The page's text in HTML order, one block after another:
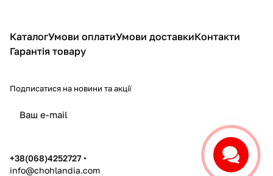
КаталогУмови оплатиУмови доставкиКонтакти
Гарантія товару
Подписатися на новини та акції
політикою конфіденційності
+38(068)4252727
info@chohlandia.com